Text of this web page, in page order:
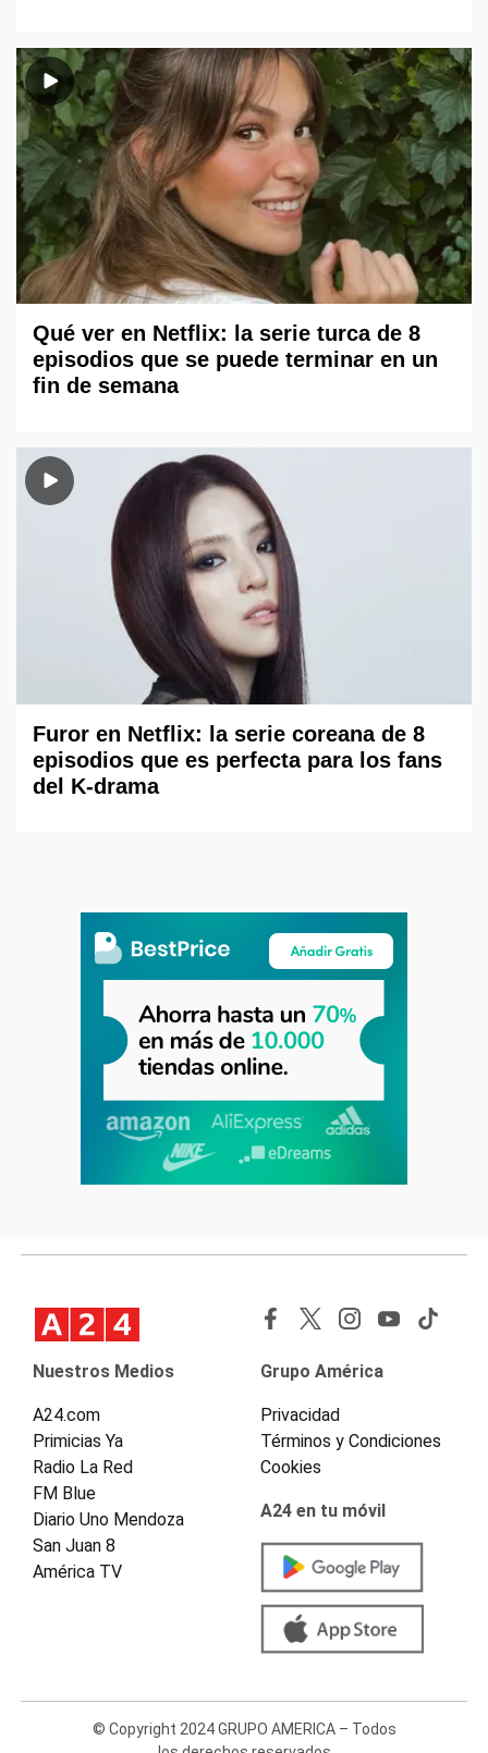
Qué ver en Netflix: la serie turca de 8
episodios que se puede terminar en un
fin de semana
Furor en Netflix: la serie coreana de 8
episodios que es perfecta para los fans
del K-drama
Nuestros Medios
A24.com
Primicias Ya
Radio La Red
FM Blue
Diario Uno Mendoza
San Juan 8
América TV
Grupo América
Privacidad
Términos y Condiciones
Cookies
A24 en tu móvil
© Copyright 2024 GRUPO AMERICA – Todos